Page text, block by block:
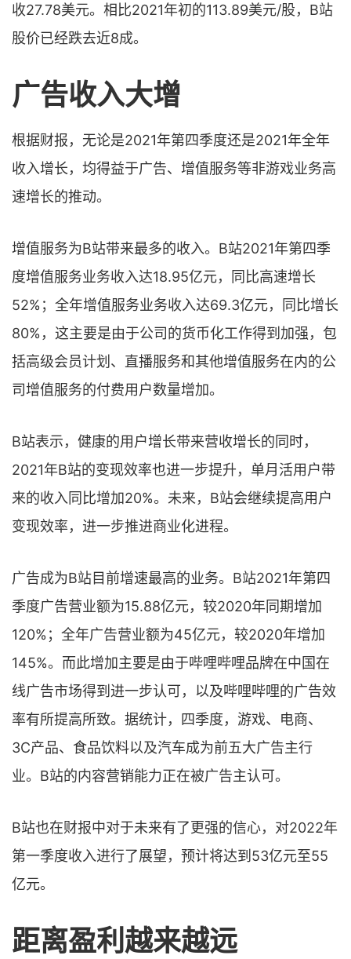
收27.78美元。相比2021年初的113.89美元/股，B站
股价已经跌去近8成。
广告收入大增
根据财报，无论是2021年第四季度还是2021年全年
收入增长，均得益于广告、增值服务等非游戏业务高
速增长的推动。
增值服务为B站带来最多的收入。B站2021年第四季
度增值服务业务收入达18.95亿元，同比高速增长
52%；全年增值服务业务收入达69.3亿元，同比增长
80%，这主要是由于公司的货币化工作得到加强，包
括高级会员计划、直播服务和其他增值服务在内的公
司增值服务的付费用户数量增加。
B站表示，健康的用户增长带来营收增长的同时，
2021年B站的变现效率也进一步提升，单月活用户带
来的收入同比增加20%。未来，B站会继续提高用户
变现效率，进一步推进商业化进程。
广告成为B站目前增速最高的业务。B站2021年第四
季度广告营业额为15.88亿元，较2020年同期增加
120%；全年广告营业额为45亿元，较2020年增加
145%。而此增加主要是由于哔哩哔哩品牌在中国在
线广告市场得到进一步认可，以及哔哩哔哩的广告效
率有所提高所致。据统计，四季度，游戏、电商、
3C产品、食品饮料以及汽车成为前五大广告主行
业。B站的内容营销能力正在被广告主认可。
B站也在财报中对于未来有了更强的信心，对2022年
第一季度收入进行了展望，预计将达到53亿元至55
亿元。
距离盈利越来越远